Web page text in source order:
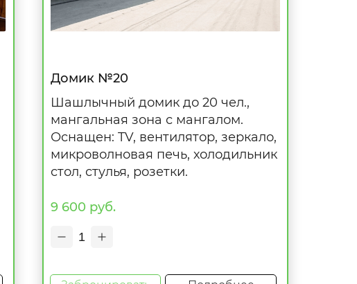
Домик №20
Шашлычный домик до 20 чел.,
мангальная зона с мангалом.
Оснащен: TV, вентилятор, зеркало,
микроволновая печь, холодильник
стол, стулья, розетки.
9 600 руб.
1